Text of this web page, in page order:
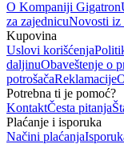
O Kompaniji Gigatron
za zajednicuNovosti iz
Kupovina
Uslovi korišćenja
daljinuObaveštenje o
potrošačaReklamacije
Potrebna ti je pomoć?
KontaktČesta pitanja
Plaćanje i isporuka
Načini plaćanja